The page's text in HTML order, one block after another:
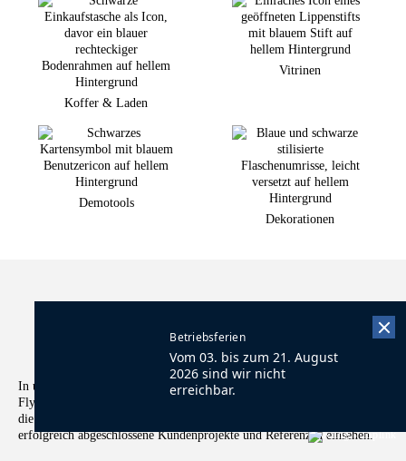
Koffer & Laden
Vitrinen
Demotools
Dekorationen
Kataloge und Prospekte zum Download
In unserem Media Bereich finden Sie aktuelle Kataloge, Broschüren,
Flyer und Videos. Hier bekommen Sie einen detaillierten Einblick in
die Vielfältigkeit unseres Produktportfolios und können ferner
erfolgreich abgeschlossene Kundenprojekte und Referenzen einsehen.
Betriebsferien
Vom 03. bis zum 21. August
2026 sind wir nicht
erreichbar.